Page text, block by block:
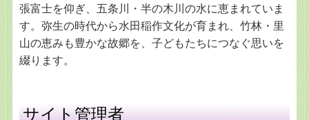
張富士を仰ぎ、五条川・半の木川の水に恵まれていま
す。弥生の時代から水田稲作文化が育まれ、竹林・里
山の恵みも豊かな故郷を、子どもたちにつなぐ思いを
綴ります。
サイト管理者